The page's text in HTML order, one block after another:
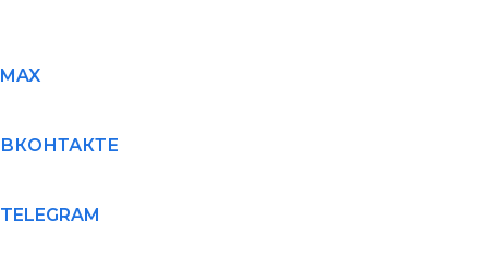
MAX
ВКОНТАКТЕ
TELEGRAM